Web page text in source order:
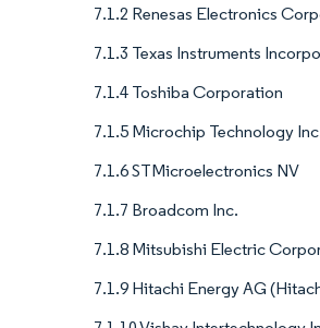
7.1.2 Renesas Electronics
7.1.3 Texas Instruments
7.1.4 Toshiba Corporation
7.1.5 Microchip Technology
7.1.6 STMicroelectronics NV
7.1.7 Broadcom Inc.
7.1.8 Mitsubishi Electric
7.1.9 Hitachi Energy AG